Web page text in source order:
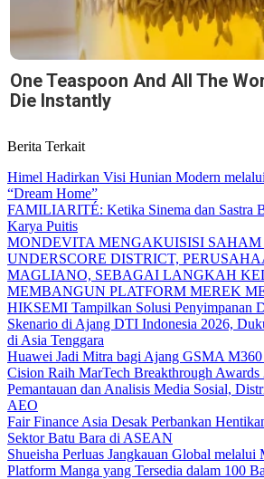
One Teaspoon And All The
Die Instantly
Berita Terkait
Himel Hadirkan Visi Hunian Modern
“Dream Home”
FAMILIARITÉ: Ketika Sinema dan Sastra
Karya Puitis
MONDEVITA MENGAKUISISI
UNDERSCORE DISTRICT,
MAGLIANO, SEBAGAI LANGKAH
MEMBANGUN PLATFORM MEREK
HIKSEMI Tampilkan Solusi Penyimpanan
Skenario di Ajang DTI Indonesia 2026,
di Asia Tenggara
Huawei Jadi Mitra bagi Ajang GSMA
Cision Raih MarTech Breakthrough Awards
Pemantauan dan Analisis Media Sosial,
AEO
Fair Finance Asia Desak Perbankan
Sektor Batu Bara di ASEAN
Shueisha Perluas Jangkauan Global
Platform Manga yang Tersedia dalam 100